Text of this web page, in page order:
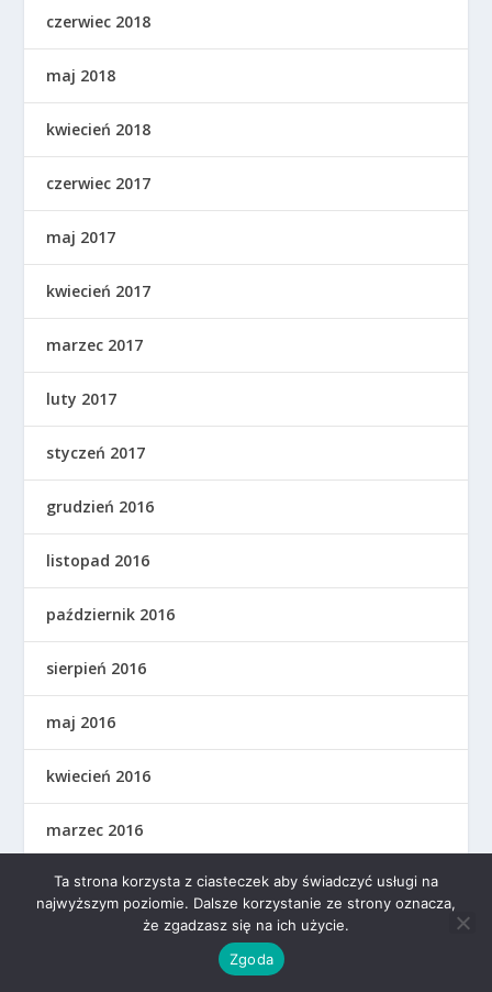
czerwiec 2018
maj 2018
kwiecień 2018
czerwiec 2017
maj 2017
kwiecień 2017
marzec 2017
luty 2017
styczeń 2017
grudzień 2016
listopad 2016
październik 2016
sierpień 2016
maj 2016
kwiecień 2016
marzec 2016
grudzień 2015
listopad 2015
Ta strona korzysta z ciasteczek aby świadczyć usługi na
najwyższym poziomie. Dalsze korzystanie ze strony oznacza,
że zgadzasz się na ich użycie.
Zgoda